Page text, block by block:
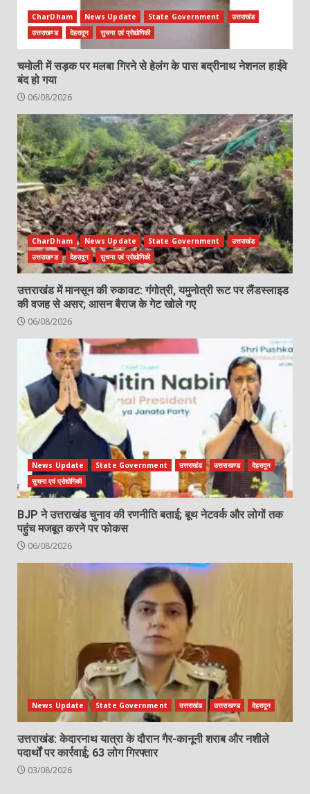
CharDham News Update State Government
उत्तराखंड
उत्तराखण्ड
देहरादून सुचना एवं प्रोद्योगिकी
चमोली में सड़क पर मलबा गिरने से हेलंग के पास बद्रीनाथ नेशनल हाईवे
बंद हो गया
06/08/2026
CharDham News Update State Government
उत्तराखंड
उत्तराखण्ड
देहरादून सुचना एवं प्रोद्योगिकी
उत्तराखंड में मानसून की रुकावट: गंगोत्री, यमुनोत्री रूट पर लैंडस्लाइड
की वजह से असर; आसन बैराज के गेट खोले गए
06/08/2026
News Update State Government उत्तराखंड उत्तराखण्ड
देहरादून
सुचना एवं प्रोद्योगिकी
BJP ने उत्तराखंड चुनाव की रणनीति बताई; बूथ नेटवर्क और लोगों तक
पहुंच मजबूत करने पर फोकस
06/08/2026
News Update State Government उत्तराखंड उत्तराखण्ड देहरादून
उत्तराखंड: केदारनाथ यात्रा के दौरान गैर-कानूनी शराब और नशीले
पदार्थों पर कार्रवाई; 63 लोग गिरफ्तार
03/08/2026